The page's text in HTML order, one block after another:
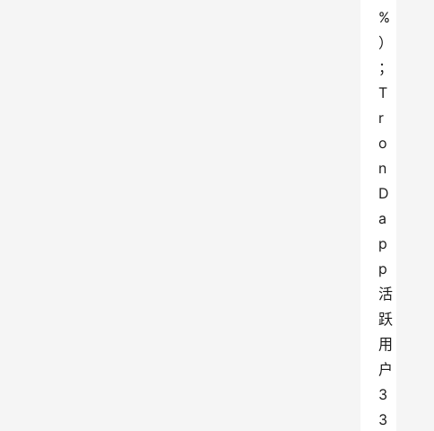
%
）
；
T
r
o
n
D
a
p
p
活
跃
用
户
3
3